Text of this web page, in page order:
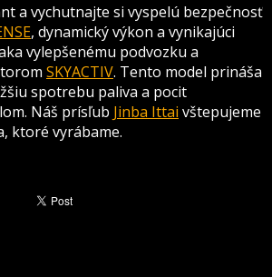
a vychutnajte si vyspelú bezpečnosť
, dynamický výkon a vynikajúci
vylepšenému podvozku a
SKYACTIV. Tento model prináša
spotrebu paliva a pocit
Náš prísľub Jinba Ittai vštepujeme
ktoré vyrábame.